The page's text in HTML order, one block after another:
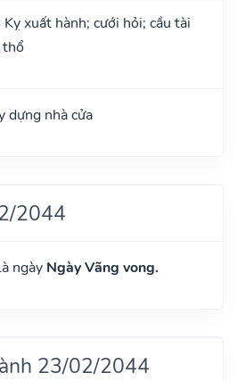
xuất hành; cưới hỏi; cầu tài
thổ
dựng nhà cửa
2044
ngày Ngày Vãng vong.
23/02/2044